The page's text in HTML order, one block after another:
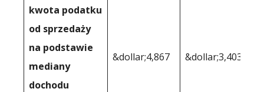
kwota podatku
od sprzedaży
na podstawie
mediany
dochodu
&dollar;4,867 &dollar;3,403